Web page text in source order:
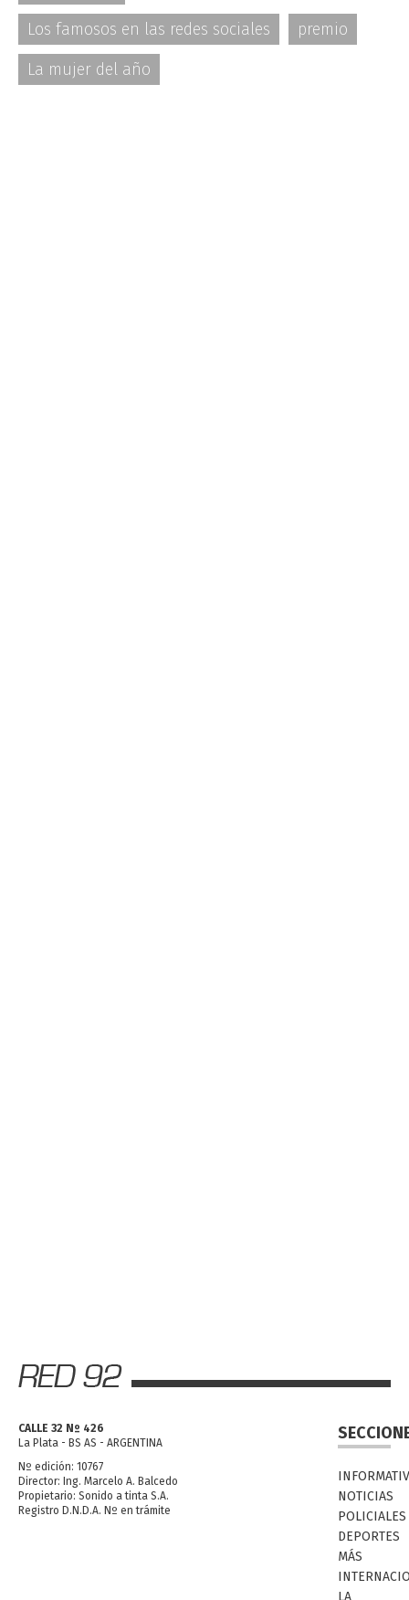
Los famosos en las redes sociales
premio
La mujer del año
CALLE 32 Nº 426
La Plata - BS AS - ARGENTINA
Nº edición: 10767
Director: Ing. Marcelo A. Balcedo
Propietario: Sonido a tinta S.A.
Registro D.N.D.A. Nº en trámite
NOTICIAS
POLICIALES
DEPORTES
MÁS
LA